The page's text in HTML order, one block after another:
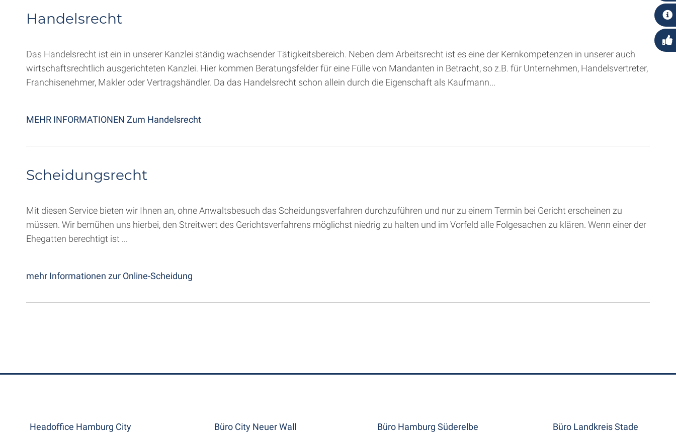
Handelsrecht
Das Handelsrecht ist ein in unserer Kanzlei ständig wachsender Tätigkeitsbereich. Neben dem Arbeitsrecht ist es eine der Kernkompetenzen in unserer auch
wirtschaftsrechtlich ausgerichteten Kanzlei. Hier kommen Beratungsfelder für eine Fülle von Mandanten in Betracht, so z.B. für Unternehmen, Handelsvertreter,
Franchisenehmer, Makler oder Vertragshändler. Da das Handelsrecht schon allein durch die Eigenschaft als Kaufmann...
MEHR INFORMATIONEN Zum Handelsrecht
Scheidungsrecht
Mit diesen Service bieten wir Ihnen an, ohne Anwaltsbesuch das Scheidungsverfahren durchzuführen und nur zu einem Termin bei Gericht erscheinen zu
müssen. Wir bemühen uns hierbei, den Streitwert des Gerichtsverfahrens möglichst niedrig zu halten und im Vorfeld alle Folgesachen zu klären. Wenn einer der
Ehegatten berechtigt ist ...
mehr Informationen zur Online-Scheidung
Headoffice Hamburg City Büro City Neuer Wall Büro Hamburg Süderelbe Büro Landkreis Stade